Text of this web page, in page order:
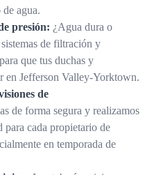
de agua.
presión: ¿Agua dura o
de filtración y
que tus duchas y
en Jefferson Valley-Yorktown.
de
de forma segura y realizamos
para cada propietario de
en temporada de